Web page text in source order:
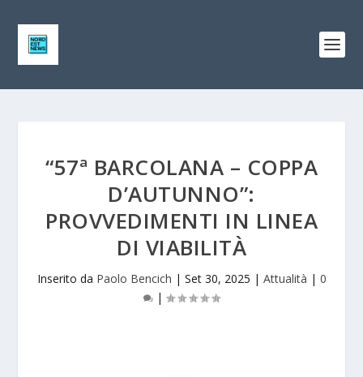
“57ª BARCOLANA – COPPA
D’AUTUNNO”:
PROVVEDIMENTI IN LINEA
DI VIABILITÀ
Inserito da Paolo Bencich | Set 30, 2025 | Attualità | 0
|